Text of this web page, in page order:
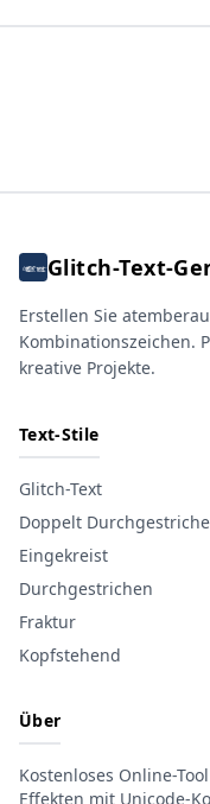
Glitch-Text-
Erstellen Sie
Kombinationszeichen.
kreative Projekte.
Text-Stile
Glitch-Text
Doppelt
Eingekreist
Durchgestrichen
Fraktur
Kopfstehend
Über
Kostenloses Online-
Effekten mit Unicode-